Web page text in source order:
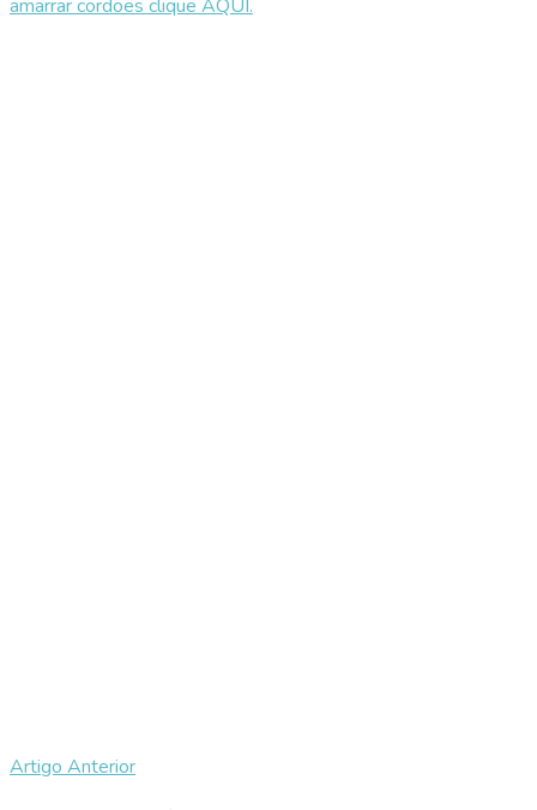
amarrar cordões clique AQUI.
Artigo Anterior